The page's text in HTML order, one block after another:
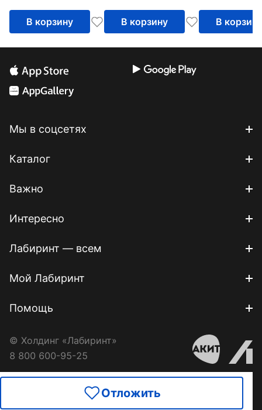
Отложить
В корзину В корзину В корзину
Мы в соцсетях
Каталог
Важно
Интересно
Лабиринт — всем
Мой Лабиринт
Помощь
© Холдинг «Лабиринт»
8 800 600-95-25